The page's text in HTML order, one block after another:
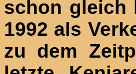
schon gleich
1992 als
zu dem